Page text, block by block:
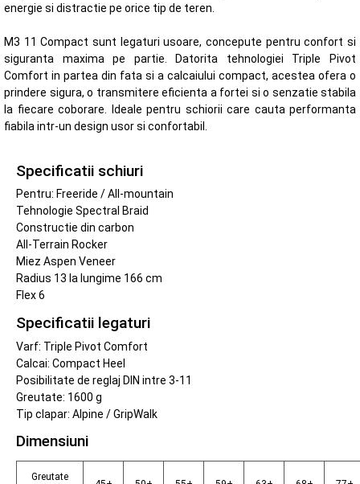
energie si distractie pe orice tip de teren.
M3 11 Compact sunt legaturi usoare, concepute pentru confort si
siguranta maxima pe partie. Datorita tehnologiei Triple Pivot
Comfort in partea din fata si a calcaiului compact, acestea ofera o
prindere sigura, o transmitere eficienta a fortei si o senzatie stabila
la fiecare coborare. Ideale pentru schiorii care cauta performanta
fiabila intr-un design usor si confortabil.
Specificatii schiuri
Pentru: Freeride / All-mountain
Tehnologie Spectral Braid
Constructie din carbon
All-Terrain Rocker
Miez Aspen Veneer
Radius 13 la lungime 166 cm
Flex 6
Specificatii legaturi
Varf: Triple Pivot Comfort
Calcai: Compact Heel
Posibilitate de reglaj DIN intre 3-11
Greutate: 1600 g
Tip clapar: Alpine / GripWalk
Dimensiuni
Greutate